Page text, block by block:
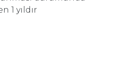
1 yıldır